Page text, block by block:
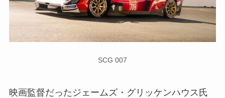
SCG 007
映画監督だったジェームズ・グリッケンハウス氏